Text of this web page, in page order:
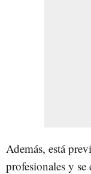
Además, está
profesionales y se